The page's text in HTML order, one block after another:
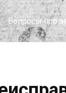
Вопросы про